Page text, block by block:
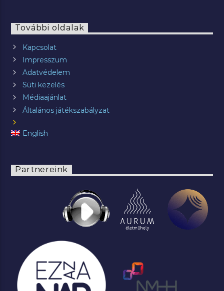
További oldalak
Kapcsolat
Impresszum
Adatvédelem
Süti kezelés
Médiaajánlat
Általános játékszabályzat
English
Partnereink